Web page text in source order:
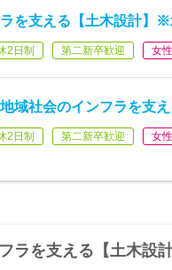
を支える【土木設計】
2日制 第二新卒歓迎 女
域社会のインフラを支え
2日制 第二新卒歓迎 女
ラを支える【土木設